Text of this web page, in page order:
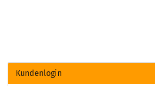
Kundenlogin